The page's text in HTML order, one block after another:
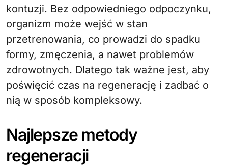
kontuzji. Bez odpowiedniego odpoczynku,
organizm może wejść w stan
przetrenowania, co prowadzi do spadku
formy, zmęczenia, a nawet problemów
zdrowotnych. Dlatego tak ważne jest, aby
poświęcić czas na regenerację i zadbać o
nią w sposób kompleksowy.
Najlepsze metody
regeneracji